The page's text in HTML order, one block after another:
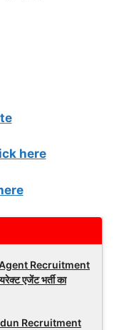
here
Recruitment
एजेंट भर्ती का
Recruitment